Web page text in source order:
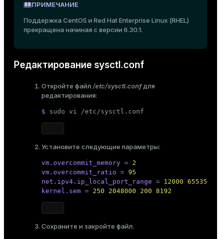
ПРИМЕЧАНИЕ
Поддержка CentOS и Red Hat Enterprise Linux (RHEL)
прекращена начиная с версии 6.30.1.
Редактирование sysctl.conf
Откройте файл /etc/sysctl.confдля
редактирования:
$ sudo vi /etc/sysctl.conf
Установите следующие параметры:
vm.overcommit_memory = 2
vm.overcommit_ratio = 95
net.ipv4.ip_local_port_range = 12000 65535
kernel.sem = 250 2048000 200 8192
Сохраните и закройте файл.